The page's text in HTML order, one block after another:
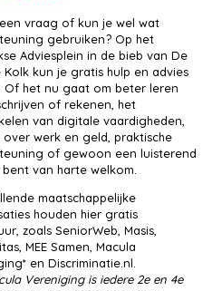
vraag of kun je wel wat
gebruiken? Op het
Adviesplein in de bieb van De
Kolk kun je gratis hulp en advies
Of het nu gaat om beter leren
of rekenen, het
van digitale vaardigheden,
werk en geld, praktische
of gewoon een luisterend
van harte welkom.
maatschappelijke
houden hier gratis
zoals SeniorWeb, Masis,
MEE Samen, Macula
en Discriminatie.nl.
Vereniging is iedere 2e en 4e